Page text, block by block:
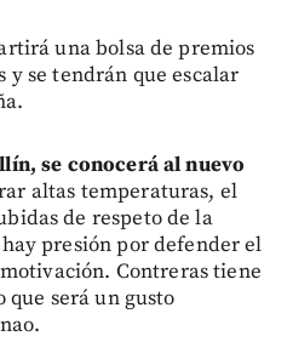
una bolsa de premios
y se tendrán que escalar
se conocerá al nuevo
altas temperaturas, el
de respeto de la
presión por defender el
Contreras tiene
será un gusto